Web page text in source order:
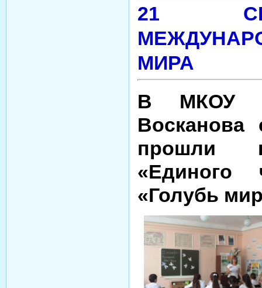
21
МИРА
В МКОУ
Восканова
прошли
«Единого
«Голубь